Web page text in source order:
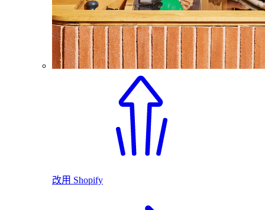
改用 Shopify